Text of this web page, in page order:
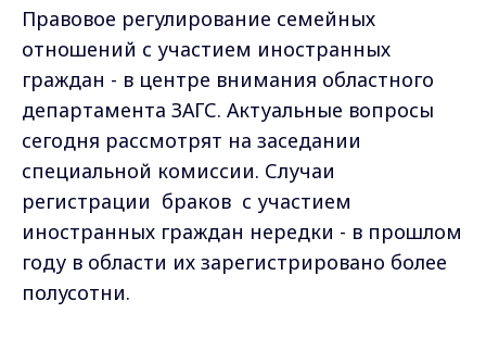
Правовое регулирование семейных
отношений с участием иностранных
граждан - в центре внимания областного
департамента ЗАГС. Актуальные вопросы
сегодня рассмотрят на заседании
специальной комиссии. Случаи
регистрации браков с участием
иностранных граждан нередки - в прошлом
году в области их зарегистрировано более
полусотни.